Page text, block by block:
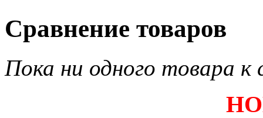
Сравнение товаров
Пока ни одного товара к